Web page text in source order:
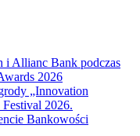
i Allianc Bank podczas
2026
„Innovation
2026.
Bankowości